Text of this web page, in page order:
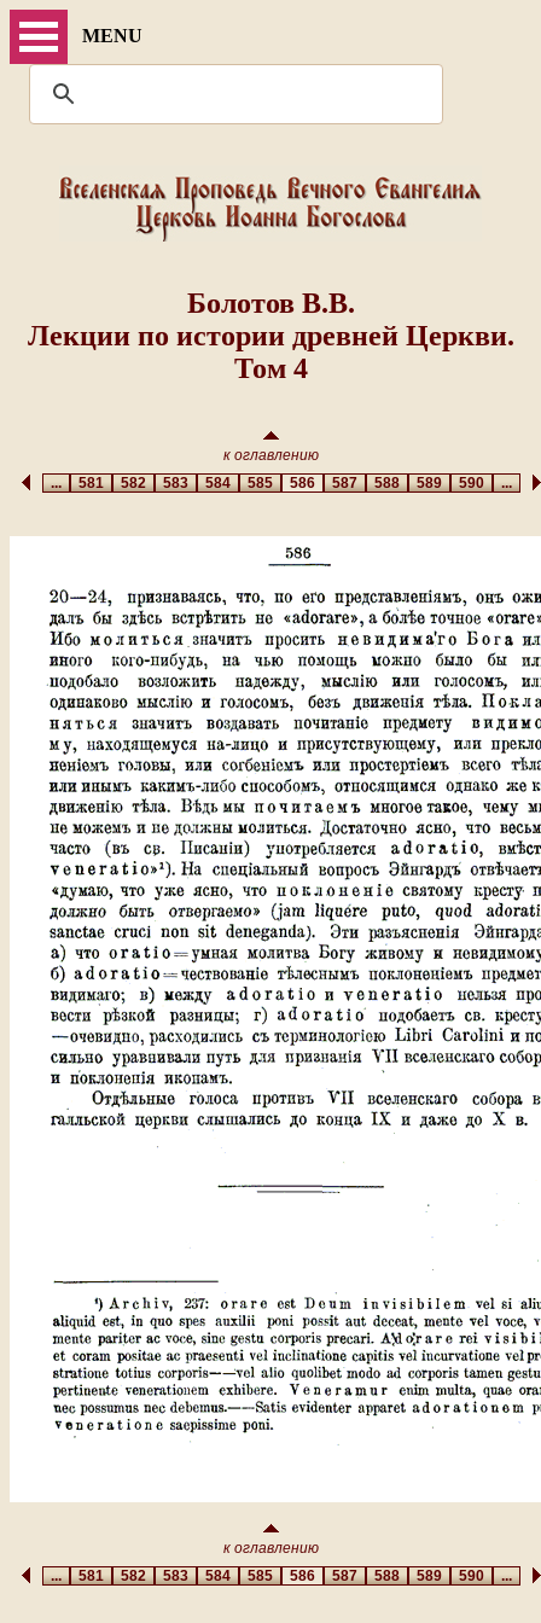
MENU
Болотов В.В.
Лекции по истории древней Церкви.
Том 4
к оглавлению
...581582583584585 586 587588589590...
к оглавлению
...581582583584585 586 587588589590...